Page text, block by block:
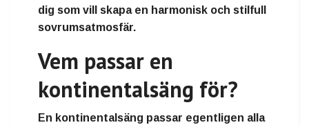
dig som vill skapa en harmonisk och stilfull
sovrumsatmosfär.
Vem passar en
kontinentalsäng för?
En kontinentalsäng passar egentligen alla